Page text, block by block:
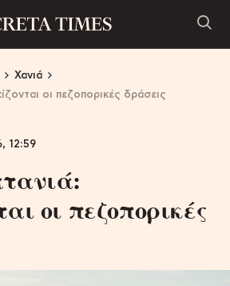
Χανιά
οι πεζοπορικές δράσεις
12:59
οι πεζοπορικές